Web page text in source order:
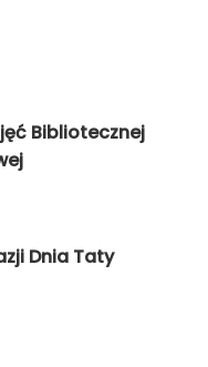
Bibliotecznej
Dnia Taty